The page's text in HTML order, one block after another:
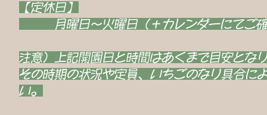
【定休日】
月曜日～火曜日（＋カレンダーにてご確
注意）上記開園日と時間はあくまで目安とな
その時期の状況や定員、いちごのなり具合に
い。